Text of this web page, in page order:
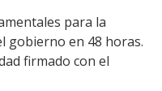
para la
gobierno en 48 horas.
firmado con el